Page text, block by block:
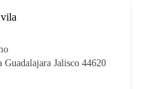
Jalisco 44620